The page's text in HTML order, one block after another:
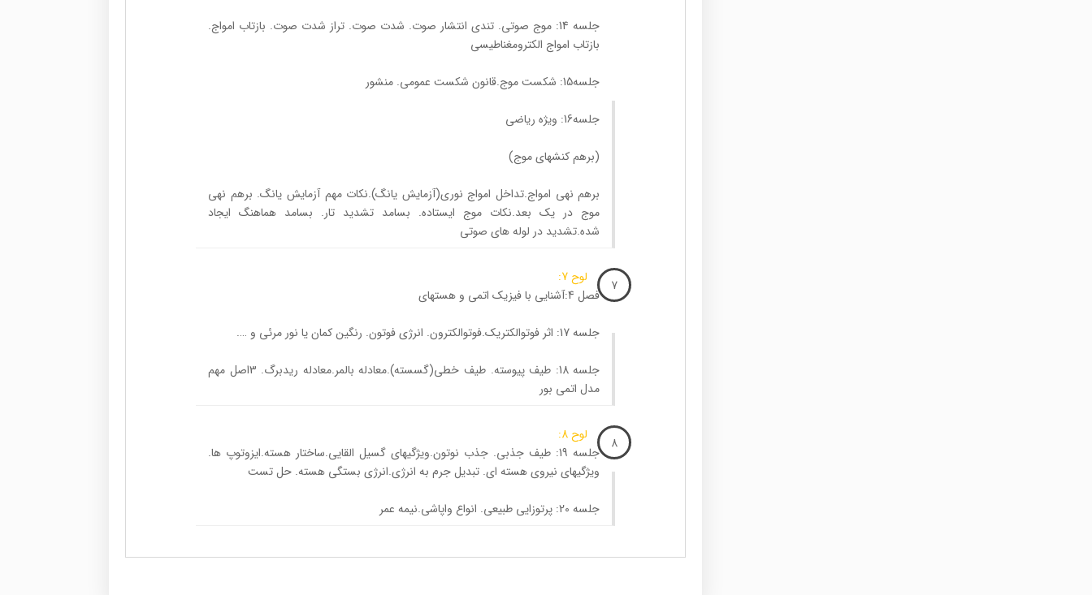
جلسه 14: موج صوتی. تندی انتشار صوت. شدت صوت. تراز شدت صوت. بازتاب امواج.
بازتاب امواج الکترومغناطیسی
جلسه15: شکست موج.قانون شکست عمومی. منشور
جلسه16: ویژه ریاضی
(برهم کنش­های موج)
برهم نهی امواج.تداخل امواج نوری(آزمایش یانگ).نکات مهم آزمایش یانگ. برهم نهی
موج در یک بعد.نکات موج ایستاده. بسامد تشدید تار. بسامد هماهنگ ایجاد
شده.تشدید در لوله های صوتی
7
لوح 7:
فصل 4:آشنایی با فیزیک اتمی و هسته­ای
جلسه 17: اثر فوتوالکتریک.فوتوالکترون. انرژی فوتون. رنگین کمان یا نور مرئی و ….
جلسه 18: طیف پیوسته. طیف خطی(گسسته).معادله بالمر.معادله ریدبرگ. 3اصل مهم
مدل اتمی بور
8
لوح 8:
جلسه 19: طیف جذبی. جذب نوتون.ویژگیهای گسیل القایی.ساختار هسته.ایزوتوپ ها.
ویژگیهای نیروی هسته ای. تبدیل جرم به انرژی.انرژی بستگی هسته. حل تست
جلسه 20: پرتوزایی طبیعی. انواع واپاشی.نیمه عمر